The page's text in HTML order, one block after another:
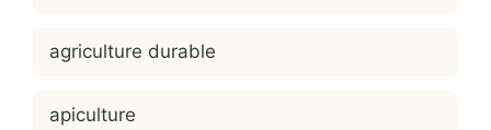
agriculture durable
apiculture